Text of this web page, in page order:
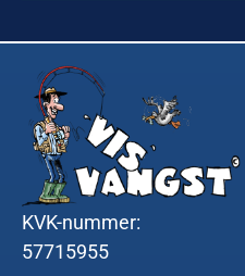
KVK-nummer:
57715955